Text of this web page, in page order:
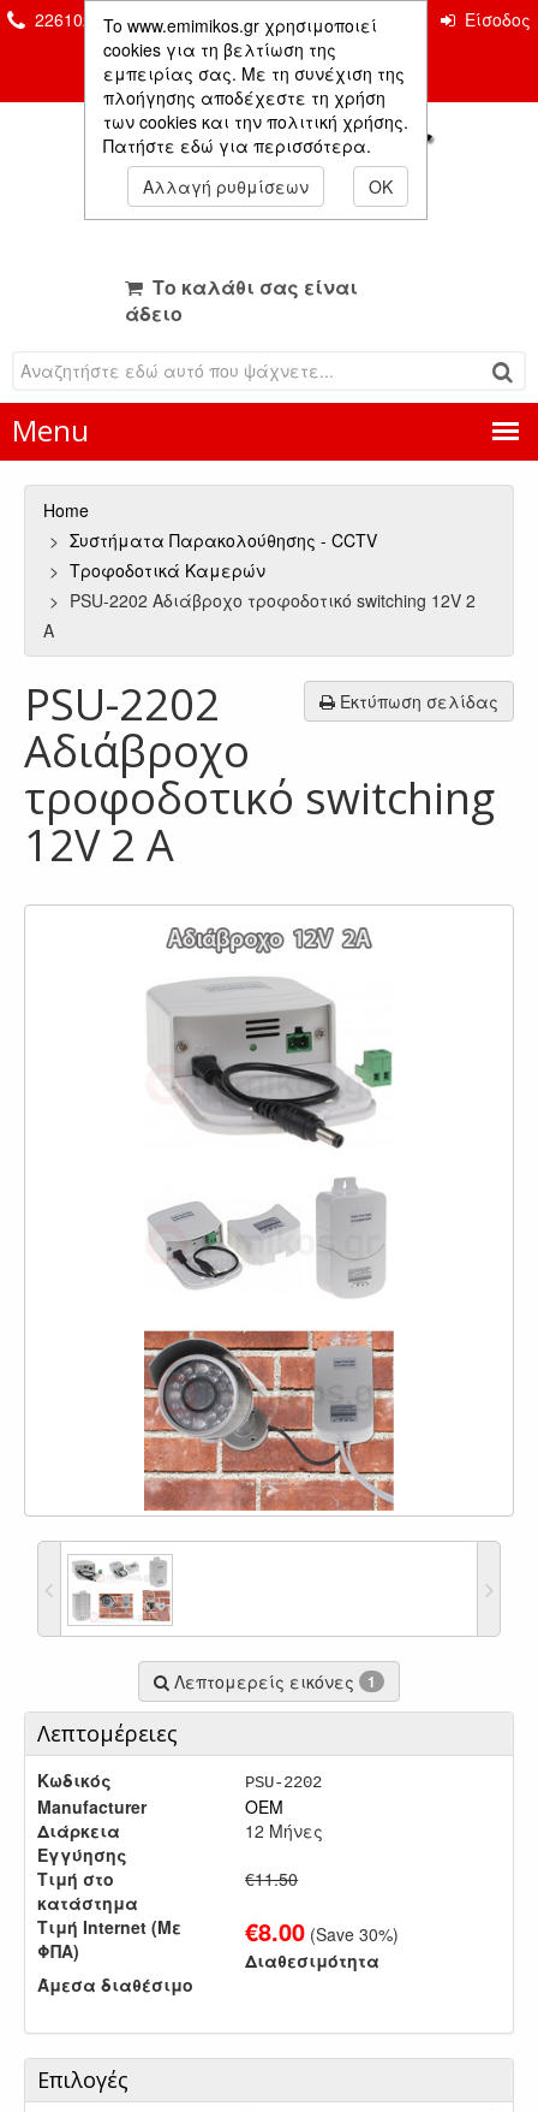
To www.emimikos.gr χρησιμοποιεί
cookies για τη βελτίωση της
εμπειρίας σας. Με τη συνέχιση της
πλοήγησης αποδέχεστε τη χρήση
των cookies και την πολιτική χρήσης.
Πατήστε εδώ για περισσότερα.
Αλλαγή ρυθμίσεων
OK
2261026435 & 2261081666 Επικοινωνία
Είσοδος
Μέλους
Το καλάθι σας είναι
άδειο
Menu
Home
Συστήματα Παρακολούθησης - CCTV
Τροφοδοτικά Καμερών
PSU-2202 Αδιάβροχο τροφοδοτικό switching 12V 2
A
Εκτύπωση σελίδας
PSU-2202
Αδιάβροχο
τροφοδοτικό switching
12V 2 A
Λεπτομερείς εικόνες 1
Λεπτομέρειες
Κωδικός PSU-2202
Manufacturer
OEM
Διάρκεια
Εγγύησης
12 Μήνες
Τιμή στο
κατάστημα
€11.50
Τιμή Internet (Με
ΦΠΑ)
€8.00 (Save30%)
Διαθεσιμότητα
Άμεσα διαθέσιμο
Επιλογές